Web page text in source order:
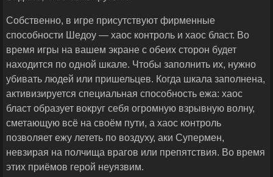
Собственно, в игре присутствуют фирменные
способности Шедоу — хаос контроль и хаос бласт. Во
время игры на вашем экране с обеих сторон будет
находится по одной шкале. Чтобы заполнить их, нужно
убивать людей или пришельцев. Когда шкала заполнена,
активизируется специальная способность ежа: хаос
бласт образует вокруг себя огромную взрывную волну,
сметающую всё на своём пути, а хаос контроль
позволяет ежу лететь по воздуху, аки Супермен,
невзирая на полчища врагов или препятствия. Во время
этих приёмов герой неуязвим.